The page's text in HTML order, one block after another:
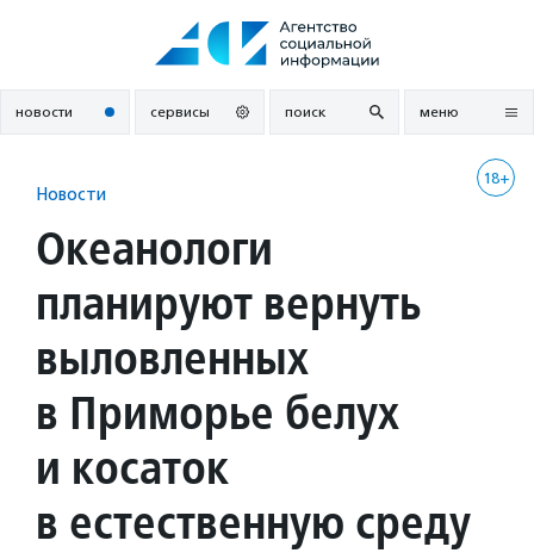
новости сервисы поиск меню
18+
Новости
Океанологи
планируют вернуть
выловленных
в Приморье белух
и косаток
в естественную среду